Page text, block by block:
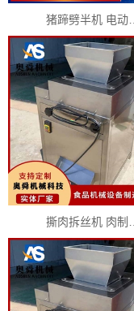
猪蹄劈半机 电动…
撕肉拆丝机 肉制…